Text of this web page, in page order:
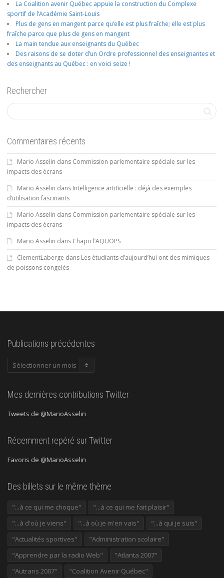
La Coalition avenir Québec appuie la construction du Complexe
sportif de l’Académie Saint-Louis
Plus de gens en mangent parce qu’elle est plus fraîche; elle est plus
fraîche parce que plus de gens en mangent
La main tendue aux enseignants du Québec
Des raisons de se doter d’un Ordre professionnel des enseignantes et
des enseignants au Québec : en voici seize !
Rechercher
Commentaires récents
Mario Asselin dans Commission parlementaire spéciale sur les
impacts des écrans
Mario Asselin dans Intelligence artificielle : déjà des exemples
d’utilisation fascinants
Mario Asselin dans Commission parlementaire spéciale sur les
impacts des écrans
Mario Asselin dans Chapo l’AQUOPS
ClementLaberge dans Les étudiants d’aujourd’hui ont des mimiques
de poissons congelés
Publications précédentes
Publications
Mes dernières contributions Twitter
Tweets de @MarioAsselin
Récemment repéré sur Twitter
Favoris de @MarioAsselin
Des billets sur le même thème
"...à ce qui me choque"
"...à ce qui me fait plaisir"
"...à d'où je viens"
"...à où je m'en vais"
"...à qui je suis"
"Actualités sportives"
"Administration scolaire"
"Apprendre par la radio Web"
"Atlanta 2007"
"Autrans 2007"
"Coalition Avenir Québec"